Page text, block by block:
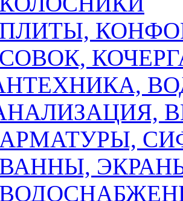
ПЛИТЫ,
СОВОК,
АРМАТУРЫ,
ВАННЫ,